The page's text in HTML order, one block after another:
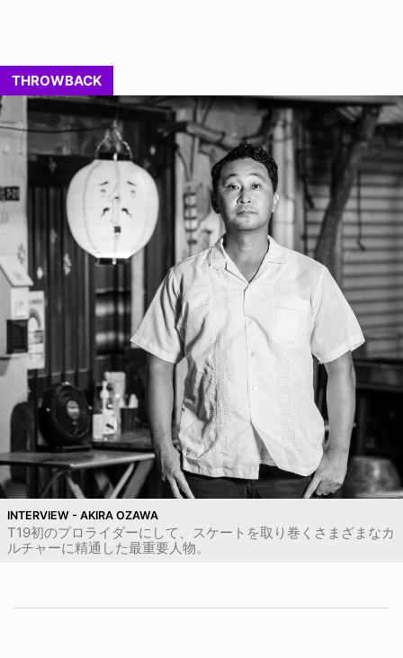
THROWBACK
INTERVIEW - AKIRA OZAWA
T19初のプロライダーにして、スケートを取り巻くさまざまなカ
ルチャーに精通した最重要人物。